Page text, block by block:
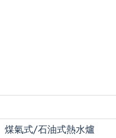
煤氣式/石油式熱水爐